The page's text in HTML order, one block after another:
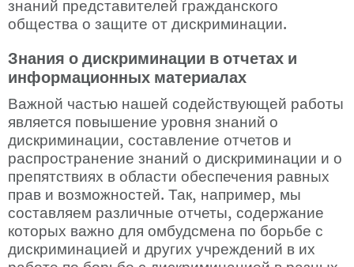
знаний представителей гражданского
общества о защите от дискриминации.
Знания о дискриминации в отчетах и
информационных материалах
Важной частью нашей содействующей работы
является повышение уровня знаний о
дискриминации, составление отчетов и
распространение знаний о дискриминации и о
препятствиях в области обеспечения равных
прав и возможностей. Так, например, мы
составляем различные отчеты, содержание
которых важно для омбудсмена по борьбе с
дискриминацией и других учреждений в их